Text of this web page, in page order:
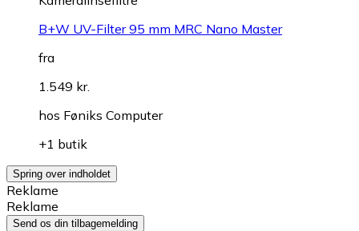
B+W UV-Filter 95 mm MRC Nano Master
fra
1.549 kr.
hos Føniks Computer
+1 butik
Spring over indholdet
Reklame
Reklame
Send os din tilbagemelding